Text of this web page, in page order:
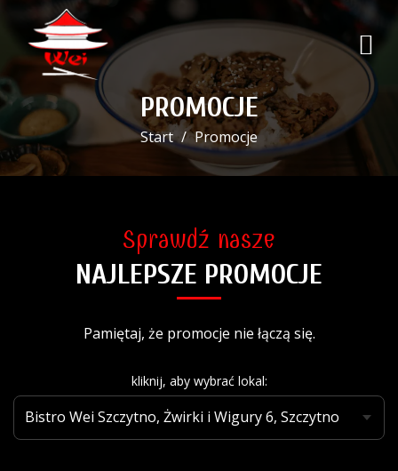
PROMOCJE
Start Promocje
Sprawdź nasze
NAJLEPSZE PROMOCJE
Pamiętaj, że promocje nie łączą się.
kliknij, aby wybrać lokal: